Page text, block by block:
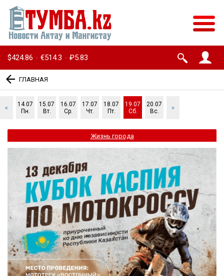
$424.86 · €514.3 · ₽5.83
ГЛАВНАЯ
«
14.07
Пн.
15.07
Вт.
16.07
Ср.
17.07
Чт.
18.07
Пт.
19.07
Сб.
20.07
Вс.
»
Жизнь города